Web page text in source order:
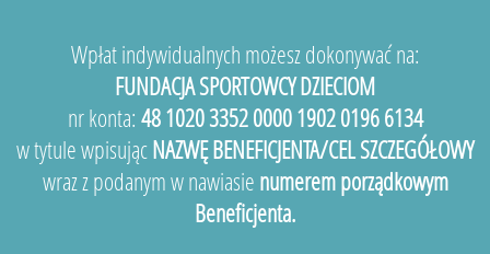
Wpłat indywidualnych możesz dokonywać na:
FUNDACJA SPORTOWCY DZIECIOM
nr konta: 48 1020 3352 0000 1902 0196 6134
w tytule wpisującNAZWĘ BENEFICJENTA/CEL SZCZEGÓŁOWY
wraz z podanym w nawiasie numerem porządkowym
Beneficjenta.